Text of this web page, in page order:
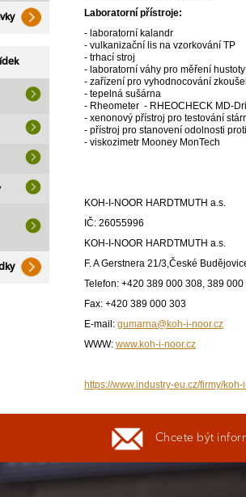
Laboratorní přístroje:
- laboratorní kalandr
- vulkanizační lis na vzorkování TP
- trhací stroj
- laboratorní váhy pro měření hustoty
- zařízení pro vyhodnocování
- tepelná sušárna
- Rheometer - RHEOCHECK MD-
- xenonový přístroj pro testování
- přístroj pro stanovení odolnosti
- viskozimetr Mooney MonTech
KOH-I-NOOR HARDTMUTH a.s.
IČ: 26055996
KOH-I-NOOR HARDTMUTH a.s.
F. A Gerstnera 21/3,České
Telefon: +420 389 000 308, 389 000
Fax: +420 389 000 303
E-mail: gumarna@koh-i-noor.cz
WWW: www.koh-i-noor.cz
https://www.industry-eu.cz/firmy/
Chcete být